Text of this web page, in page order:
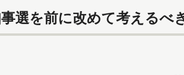
選を前に改めて考えるべ